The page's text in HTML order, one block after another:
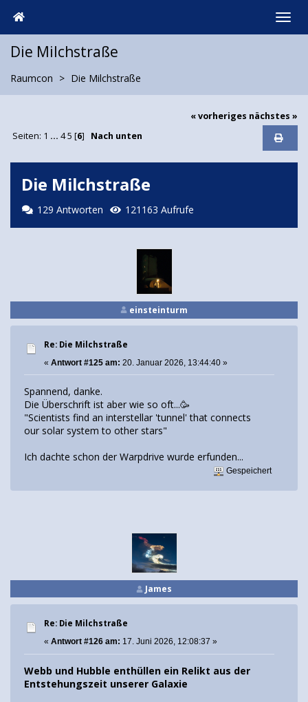
Die Milchstraße
Raumcon Die Milchstraße
« vorheriges nächstes »
Seiten: 1 ... 4 5 [6] Nach unten
Die Milchstraße
129 Antworten 121163 Aufrufe
einsteinturm
Re: Die Milchstraße
« Antwort #125 am: 20. Januar 2026, 13:44:40 »
Spannend, danke.
Die Überschrift ist aber wie so oft...🥳
"Scientists find an interstellar 'tunnel' that connects
our solar system to other stars"
Ich dachte schon der Warpdrive wurde erfunden...
Gespeichert
James
Re: Die Milchstraße
« Antwort #126 am: 17. Juni 2026, 12:08:37 »
Webb und Hubble enthüllen ein Relikt aus der
Entstehungszeit unserer Galaxie